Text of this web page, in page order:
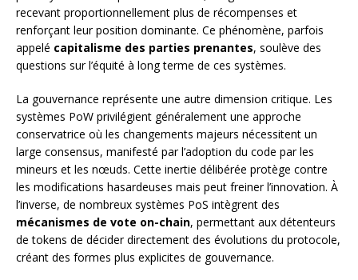
recevant proportionnellement plus de récompenses et
renforçant leur position dominante. Ce phénomène, parfois
appelé capitalisme des parties prenantes, soulève des
questions sur l’équité à long terme de ces systèmes.
La gouvernance représente une autre dimension critique. Les
systèmes PoW privilégient généralement une approche
conservatrice où les changements majeurs nécessitent un
large consensus, manifesté par l’adoption du code par les
mineurs et les nœuds. Cette inertie délibérée protège contre
les modifications hasardeuses mais peut freiner l’innovation. À
l’inverse, de nombreux systèmes PoS intègrent des
mécanismes de vote on-chain, permettant aux détenteurs
de tokens de décider directement des évolutions du protocole,
créant des formes plus explicites de gouvernance.